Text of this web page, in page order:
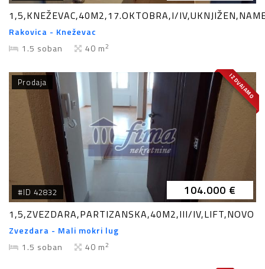
1,5,KNEŽEVAC,40M2,17.OKTOBRA,I/
Rakovica - Kneževac
1.5 soban
40 m2
IZDVAJAMO
#ID 42832
Prodaja
104.000 €
1,5,ZVEZDARA,PARTIZANSKA,40M2,III/IV,LIFT,NOVO
Zvezdara - Mali mokri lug
1.5 soban
40 m2